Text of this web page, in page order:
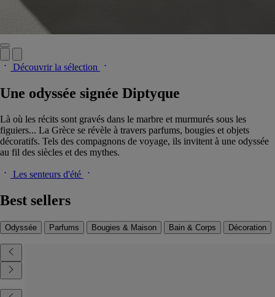
Découvrir la sélection
Une odyssée signée Diptyque
Là où les récits sont gravés dans le marbre et murmurés sous les
figuiers... La Grèce se révèle à travers parfums, bougies et objets
décoratifs. Tels des compagnons de voyage, ils invitent à une odyssée
au fil des siècles et des mythes.
Les senteurs d'été
Best sellers
Odyssée Parfums Bougies & Maison Bain & Corps Décoration